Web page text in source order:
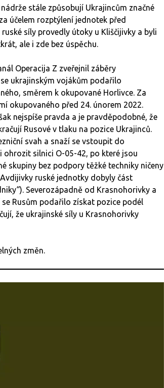
stále způsobují Ukrajincům značné
účelem rozptýlení jednotek před
síly provedly útoky u Kliščijivky a byli
ale i zde bez úspěchu.
Operacija Z zveřejnil záběry
ukrajinským vojákům podařilo
směrem k okupované Horlivce. Za
okupovaného před 24. únorem 2022.
nejspíše pravda a je pravděpodobné, že
Rusové v tlaku na pozice Ukrajinců.
svah a snaží se vstoupit do
ohrozit silnici O-05-42, po které jsou
skupiny bez podpory těžké techniky ničeny
ruské jednotky dobyly část
Severozápadně od Krasnohorivky a
Rusům podařilo získat pozice podél
že ukrajinské síly u Krasnohorivky
změn.